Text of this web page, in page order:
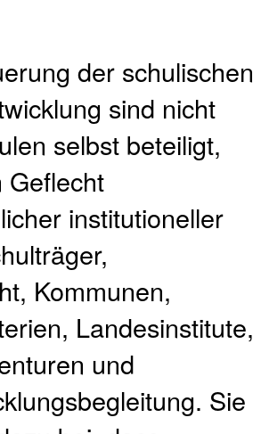
der schulischen
sind nicht
selbst beteiligt,
Geflecht
institutioneller
Kommunen,
Landesinstitute,
und
Sie